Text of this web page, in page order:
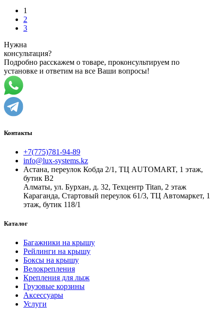
1
2
3
Нужна
консультация?
Подробно расскажем о товаре, проконсультируем по
установке и ответим на все Ваши вопросы!
Контакты
+7(775)781-94-89
info@lux-systems.kz
Астана, переулок Кобда 2/1, ТЦ AUTOMART, 1 этаж,
бутик B2
Алматы, ул. Бурхан, д. 32, Техцентр Titan, 2 этаж
Караганда, Стартовый переулок 61/3, ТЦ Автомаркет, 1
этаж, бутик 118/1
Каталог
Багажники на крышу
Рейлинги на крышу
Боксы на крышу
Велокрепления
Крепления для лыж
Грузовые корзины
Аксессуары
Услуги